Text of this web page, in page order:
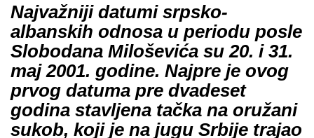
Najvažniji datumi srpsko-
albanskih odnosa u periodu posle
Slobodana Miloševića su 20. i 31.
maj 2001. godine. Najpre je ovog
prvog datuma pre dvadeset
godina stavljena tačka na oružani
sukob, koji je na jugu Srbije trajao